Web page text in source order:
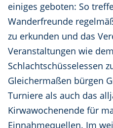
einiges geboten: So
Wanderfreunde
zu erkunden und das
Veranstaltungen wie
Schlachtschüsselessen
Gleichermaßen bürgen
Turniere als auch das
Kirwawochenende für
Einnahmequellen. Im